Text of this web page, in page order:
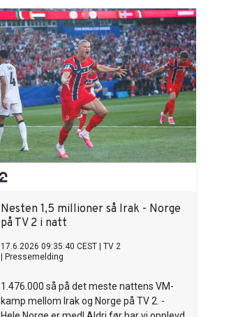
næringslivet, «En enklere hverdag for
næringslivet». Administrerende direktør i
SMB Norge, Jørund H. Rytman, gir
regjeringen tydelig ros for endelig å ha
tatt innover seg organisasjonens
problemforståelse og faglige analyser fra
de siste tre årene. Han advarer samtidig
kraftig mot at strategien forblir en
samling med gode intensjoner dersom
regjeringen fortsetter å vike unna de
mest konkrete, gryteklare og tyngste
strukturelle reformene.
Nesten 1,5 millioner så Irak - Norge
på TV 2 i natt
17.6.2026 09:35:40 CEST
TV 2
Pressemelding
1.476.000 så på det meste nattens VM-
kamp mellom Irak og Norge på TV 2. -